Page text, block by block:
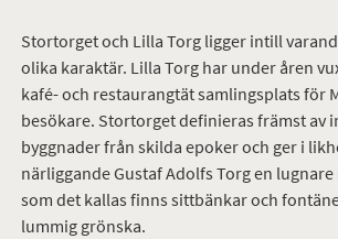
Stortorget och Lilla Torg ligger intill
olika karaktär. Lilla Torg har under åren
kafé- och restaurangtät samlingsplats för
besökare. Stortorget definieras främst av
byggnader från skilda epoker och ger i
närliggande Gustaf Adolfs Torg en lugnare
som det kallas finns sittbänkar och
lummig grönska.